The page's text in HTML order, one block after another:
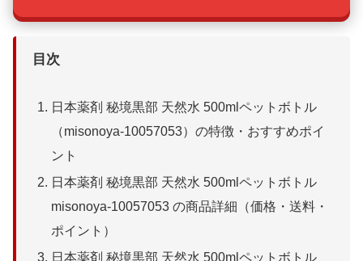
目次
日本薬剤 秘境黒部 天然水 500mlペットボトル
（misonoya-10057053）の特徴・おすすめポイ
ント
日本薬剤 秘境黒部 天然水 500mlペットボトル
misonoya-10057053 の商品詳細（価格・送料・
ポイント）
日本薬剤 秘境黒部 天然水 500mlペットボトル